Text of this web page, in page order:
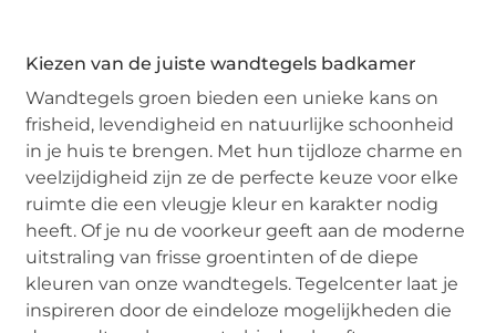
Kiezen van de juiste wandtegels badkamer
Wandtegels groen bieden een unieke kans on
frisheid, levendigheid en natuurlijke schoonheid
in je huis te brengen. Met hun tijdloze charme en
veelzijdigheid zijn ze de perfecte keuze voor elke
ruimte die een vleugje kleur en karakter nodig
heeft. Of je nu de voorkeur geeft aan de moderne
uitstraling van frisse groentinten of de diepe
kleuren van onze wandtegels. Tegelcenter laat je
inspireren door de eindeloze mogelijkheden die